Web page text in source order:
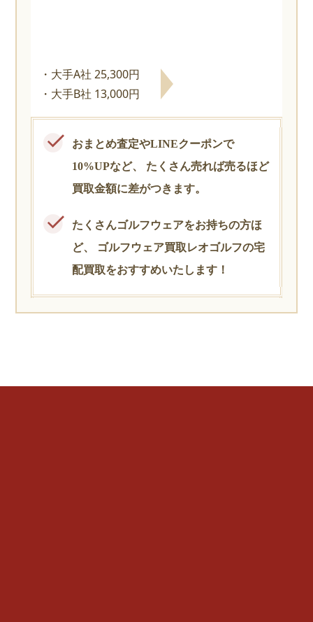
大手A社 25,300円
大手B社 13,000円
おまとめ査定やLINEクーポンで
10%UPなど、
たくさん売れば売るほど
買取金額に差がつきます。
たくさんゴルフウェアをお持ちの方ほ
ど、
ゴルフウェア買取レオゴルフの宅
配買取をおすすめいたします！